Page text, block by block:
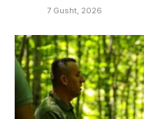
7 Gusht, 2026